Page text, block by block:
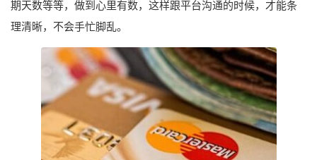
期天数等等，做到心里有数，这样跟平台沟通的时候，才能条
理清晰，不会手忙脚乱。